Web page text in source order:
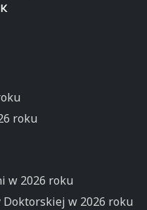
roku
w 2026 roku
Doktorskiej w 2026 roku